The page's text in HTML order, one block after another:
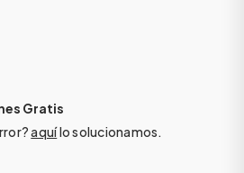
Gratis
aquílo solucionamos.